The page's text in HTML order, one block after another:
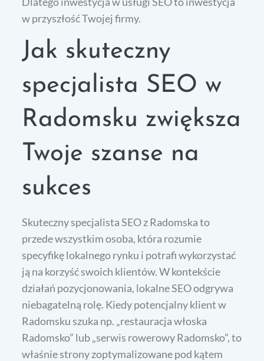
w przyszłość Twojej firmy.
Jak skuteczny
specjalista SEO w
Radomsku zwiększa
Twoje szanse na
sukces
Skuteczny specjalista SEO z Radomska to
przede wszystkim osoba, która rozumie
specyfikę lokalnego rynku i potrafi wykorzystać
ją na korzyść swoich klientów. W kontekście
działań pozycjonowania, lokalne SEO odgrywa
niebagatelną rolę. Kiedy potencjalny klient w
Radomsku szuka np. „restauracja włoska
Radomsko” lub „serwis rowerowy Radomsko”, to
właśnie strony zoptymalizowane pod kątem